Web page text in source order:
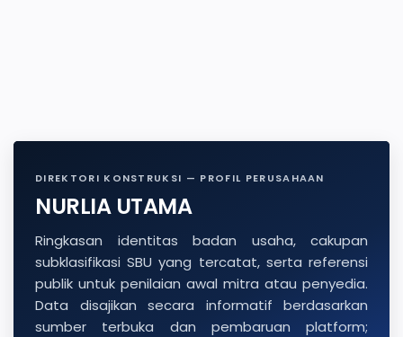
DIREKTORI KONSTRUKSI — PROFIL PERUSAHAAN
NURLIA UTAMA
Ringkasan identitas badan usaha, cakupan
subklasifikasi SBU yang tercatat, serta referensi
publik untuk penilaian awal mitra atau penyedia.
Data disajikan secara informatif berdasarkan
sumber terbuka dan pembaruan platform;